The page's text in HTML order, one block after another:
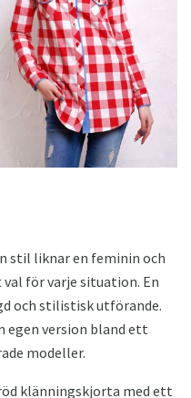
stil liknar en feminin och
för varje situation. En
och stilistisk utförande.
egen version bland ett
modeller.
klänningskjorta med ett